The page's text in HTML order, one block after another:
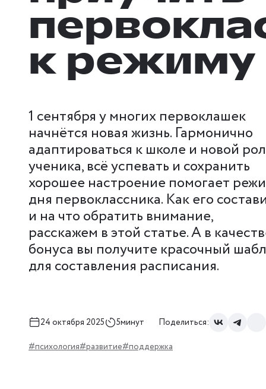
к режиму
1 сентября у многих первоклашек
начнётся новая жизнь. Гармонично
адаптироваться к школе и новой
ученика, всё успевать и сохранить
хорошее настроение помогает
дня первоклассника. Как его
и на что обратить внимание,
расскажем в этой статье. А в
бонуса вы получите красочный
для составления расписания.
24 октября 2025 5минут Поделиться:
#психология#развитие#поддержка